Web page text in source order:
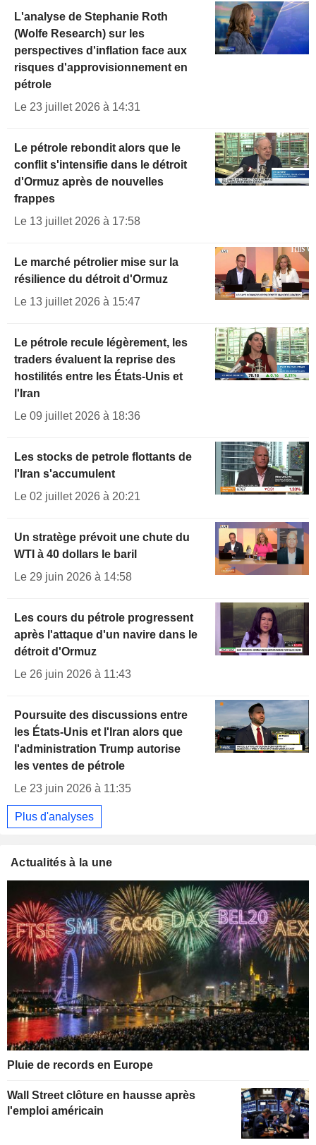
L'analyse de Stephanie Roth
(Wolfe Research) sur les
perspectives d'inflation face aux
risques d'approvisionnement en
pétrole
Le 23 juillet 2026 à 14:31
Le pétrole rebondit alors que le
conflit s'intensifie dans le détroit
d'Ormuz après de nouvelles
frappes
Le 13 juillet 2026 à 17:58
Le marché pétrolier mise sur la
résilience du détroit d'Ormuz
Le 13 juillet 2026 à 15:47
Le pétrole recule légèrement, les
traders évaluent la reprise des
hostilités entre les États-Unis et
l'Iran
Le 09 juillet 2026 à 18:36
Les stocks de petrole flottants de
l'Iran s'accumulent
Le 02 juillet 2026 à 20:21
Un stratège prévoit une chute du
WTI à 40 dollars le baril
Le 29 juin 2026 à 14:58
Les cours du pétrole progressent
après l'attaque d'un navire dans le
détroit d'Ormuz
Le 26 juin 2026 à 11:43
Poursuite des discussions entre
les États-Unis et l'Iran alors que
l'administration Trump autorise
les ventes de pétrole
Le 23 juin 2026 à 11:35
Plus d'analyses
Actualités à la une
Pluie de records en Europe
Wall Street clôture en hausse après
l'emploi américain